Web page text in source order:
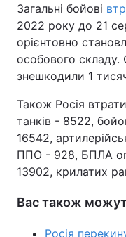
Загальні бойові
2022 року до 21
орієнтовно
особового
знешкодили 1
Також Росія
танків - 8522,
16542,
ППО - 928, БПЛА
13902, крилатих
Вас також
Росія